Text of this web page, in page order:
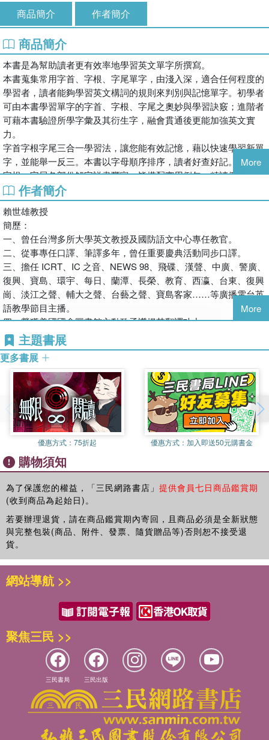
商品簡介 作者簡介
商品簡介
本書是為幫助讀者更有效率地學習英文單字所撰寫。
本書蒐集常用字首、字根、字尾單字，由淺入深，適合任何程度的
學習者，讀者能夠學習英文構詞的規則來判別與記憶單字。初學者
可由本書學習單字的字首、字根、字尾之奧妙與學習訣竅；進階者
可藉本書驗證所學字彙及其衍生字，融會貫通後更能加強英文實
力。
字首字根字尾三合一學習法，讓您能有效記憶，藉以快速學習新單
字，並能舉一反三。本書以字母順序排序，讀者好查好記。字首、
字根、字尾各部份解字詳盡豐富，皆搭配實用例句，精讀例句讓讀
者可以更深入瞭解單字意義與用法，即使往後遇到不會的單字，只
要能懂得先「拆解」後「理解」，就可以輕輕鬆鬆記憶數千個單
字。
本書特色： *透過字首、字根、字尾解說單詞，易懂易學。
*例句豐富，翻譯精煉。
*由淺入深、循序漸進的編排，提供讀者最完整、最系統化的學
習。
More
作者簡介
賴世雄教授
簡歷：
一、曾任台灣多所大學英文教授及國防語文中心專任教官。
二、從事專任口譯、筆譯多年，曾任重要慶典活動同步口譯。
三、擔任 ICRT、IC 之音、NEWS 98、飛碟、漢聲、中廣、警廣、
復興、寶島、環宇、每日、蘭潭、長榮、教育、西瀛、台東、復興
崗、淡江之聲、輔大之聲、台藝之聲、寶島客家……等廣播電台英
語教學節目主播。
四、榮獲美國國會圖書館主動致函讚揚其翻譯功力。
五、曾任美加留學英語培訓中心托福專任講師十八年，也是台灣托
福成績最高分紀錄保持人之一。
六、常春藤解析英語雜誌社社長（著有升學、進修、全民英檢及多
益系列……等叢書計三百餘種）。
七、1990 年開始擔任大陸中央人民廣播電台英語教學節目主播達
十二年；獲中國圖書商報評為英語教學十大名師之一。
李端老師
經歷：
一、國立台灣大學外文系研究所碩士。
二、曾任東吳大學、淡江大學英文系講師。
三、各大型補教機構，專/兼任英語講師。
四、曾任教之公家機關單位：「內政部警政署師資培訓班教師」、
「國安局訓練中心英文教師」等公民營單位。
五、曾任常春藤全民英檢教師。
六、曾任常春藤專業編輯團隊副總編審。
More
主題書展
更多書展
優惠方式： 75折起 優惠方式： 加入即送50元購書金
購物須知
為了保護您的權益，「三民網路書店」 提供會員七日商品鑑賞期
(收到商品為起始日)。
若要辦理退貨，請在商品鑑賞期內寄回，且商品必須是全新狀態
與完整包裝(商品、附件、發票、隨貨贈品等)否則恕不接受退
貨。
網站導航 >>
聚焦三民 >>
三民書局 三民出版